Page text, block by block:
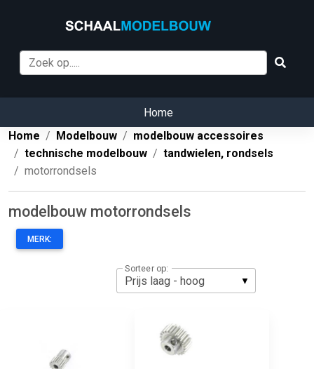
Home
Home
Modelbouw
modelbouw accessoires
technische modelbouw
tandwielen, rondsels
motorrondsels
modelbouw motorrondsels
MERK:
Sorteer op: